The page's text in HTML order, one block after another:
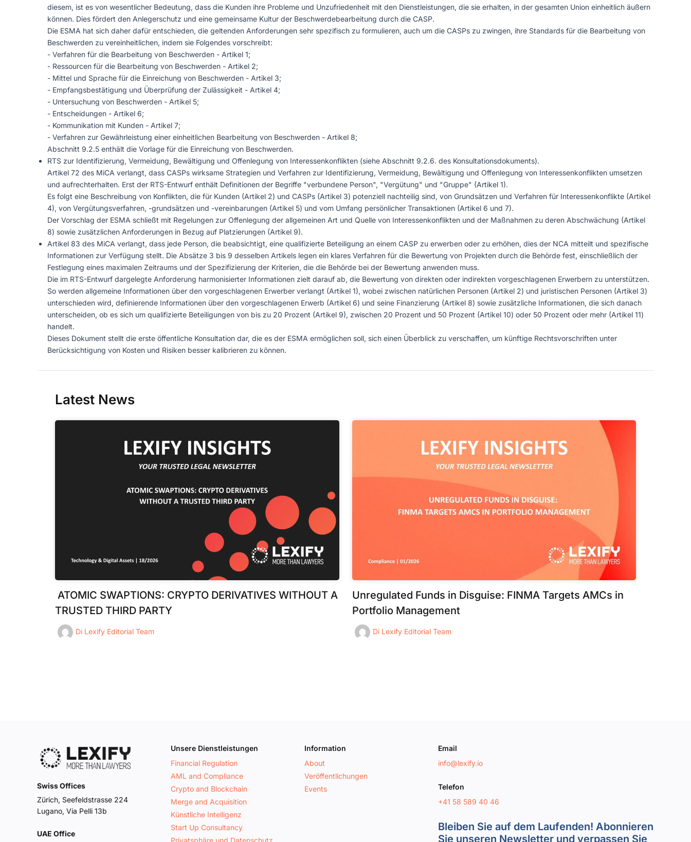
diesem, ist es von wesentlicher Bedeutung, dass die Kunden ihre Probleme und Unzufriedenheit mit den Dienstleistungen, die sie erhalten, in der gesamten Union einheitlich äußern
können. Dies fördert den Anlegerschutz und eine gemeinsame Kultur der Beschwerdebearbeitung durch die CASP.
Die ESMA hat sich daher dafür entschieden, die geltenden Anforderungen sehr spezifisch zu formulieren, auch um die CASPs zu zwingen, ihre Standards für die Bearbeitung von
Beschwerden zu vereinheitlichen, indem sie Folgendes vorschreibt:
- Verfahren für die Bearbeitung von Beschwerden - Artikel 1;
- Ressourcen für die Bearbeitung von Beschwerden - Artikel 2;
- Mittel und Sprache für die Einreichung von Beschwerden - Artikel 3;
- Empfangsbestätigung und Überprüfung der Zulässigkeit - Artikel 4;
- Untersuchung von Beschwerden - Artikel 5;
- Entscheidungen - Artikel 6;
- Kommunikation mit Kunden - Artikel 7;
- Verfahren zur Gewährleistung einer einheitlichen Bearbeitung von Beschwerden - Artikel 8;
Abschnitt 9.2.5 enthält die Vorlage für die Einreichung von Beschwerden.
RTS zur Identifizierung, Vermeidung, Bewältigung und Offenlegung von Interessenkonflikten (siehe Abschnitt 9.2.6. des Konsultationsdokuments).
Artikel 72 des MiCA verlangt, dass CASPs wirksame Strategien und Verfahren zur Identifizierung, Vermeidung, Bewältigung und Offenlegung von Interessenkonflikten umsetzen
und aufrechterhalten. Erst der RTS-Entwurf enthält Definitionen der Begriffe "verbundene Person", "Vergütung" und "Gruppe" (Artikel 1).
Es folgt eine Beschreibung von Konflikten, die für Kunden (Artikel 2) und CASPs (Artikel 3) potenziell nachteilig sind, von Grundsätzen und Verfahren für Interessenkonflikte (Artikel
4), von Vergütungsverfahren, -grundsätzen und -vereinbarungen (Artikel 5) und vom Umfang persönlicher Transaktionen (Artikel 6 und 7).
Der Vorschlag der ESMA schließt mit Regelungen zur Offenlegung der allgemeinen Art und Quelle von Interessenkonflikten und der Maßnahmen zu deren Abschwächung (Artikel
8) sowie zusätzlichen Anforderungen in Bezug auf Platzierungen (Artikel 9).
Artikel 83 des MiCA verlangt, dass jede Person, die beabsichtigt, eine qualifizierte Beteiligung an einem CASP zu erwerben oder zu erhöhen, dies der NCA mitteilt und spezifische
Informationen zur Verfügung stellt. Die Absätze 3 bis 9 desselben Artikels legen ein klares Verfahren für die Bewertung von Projekten durch die Behörde fest, einschließlich der
Festlegung eines maximalen Zeitraums und der Spezifizierung der Kriterien, die die Behörde bei der Bewertung anwenden muss.
Die im RTS-Entwurf dargelegte Anforderung harmonisierter Informationen zielt darauf ab, die Bewertung von direkten oder indirekten vorgeschlagenen Erwerbern zu unterstützen.
So werden allgemeine Informationen über den vorgeschlagenen Erwerber verlangt (Artikel 1), wobei zwischen natürlichen Personen (Artikel 2) und juristischen Personen (Artikel 3)
unterschieden wird, definierende Informationen über den vorgeschlagenen Erwerb (Artikel 6) und seine Finanzierung (Artikel 8) sowie zusätzliche Informationen, die sich danach
unterscheiden, ob es sich um qualifizierte Beteiligungen von bis zu 20 Prozent (Artikel 9), zwischen 20 Prozent und 50 Prozent (Artikel 10) oder 50 Prozent oder mehr (Artikel 11)
handelt.
Dieses Dokument stellt die erste öffentliche Konsultation dar, die es der ESMA ermöglichen soll, sich einen Überblick zu verschaffen, um künftige Rechtsvorschriften unter
Berücksichtigung von Kosten und Risiken besser kalibrieren zu können.
Latest News
ATOMIC SWAPTIONS: CRYPTO DERIVATIVES WITHOUT A
TRUSTED THIRD PARTY
Di Lexify Editorial Team
Unregulated Funds in Disguise: FINMA Targets AMCs in
Portfolio Management
Di Lexify Editorial Team
Swiss Offices
Zürich, Seefeldstrasse 224
Lugano, Via Pelli 13b
UAE Office
Unsere Dienstleistungen
Financial Regulation
AML and Compliance
Crypto and Blockchain
Merge and Acquisition
Künstliche Intelligenz
Start Up Consultancy
Privatsphäre und Datenschutz
Information
About
Veröffentlichungen
Events
Email
info@lexify.io
Telefon
+41 58 589 40 46
Bleiben Sie auf dem Laufenden! Abonnieren
Sie unseren Newsletter und verpassen Sie